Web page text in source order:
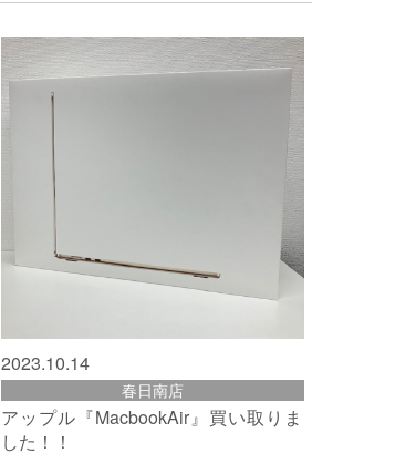
2023.10.14
春日南店
アップル『MacbookAir』買い取りま
した！！